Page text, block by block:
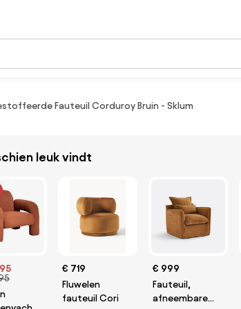
Fauteuil Corduroy Bruin - Sklum
leuk vindt
€ 719
Fluwelen
fauteuil Cori
€ 999
Fauteuil,
afneembare